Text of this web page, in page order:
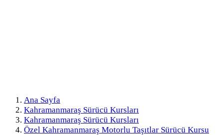
Ana Sayfa
Kahramanmaraş Sürücü Kursları
Kahramanmaraş Sürücü Kursları
Özel Kahramanmaraş Motorlu Taşıtlar Sürücü Kursu